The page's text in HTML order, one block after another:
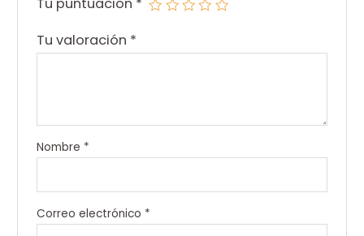
Tu puntuación *
Tu valoración *
Nombre *
Correo electrónico *